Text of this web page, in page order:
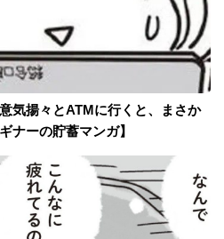
気揚々とATMに行くと、まさか
ナーの貯蓄マンガ】